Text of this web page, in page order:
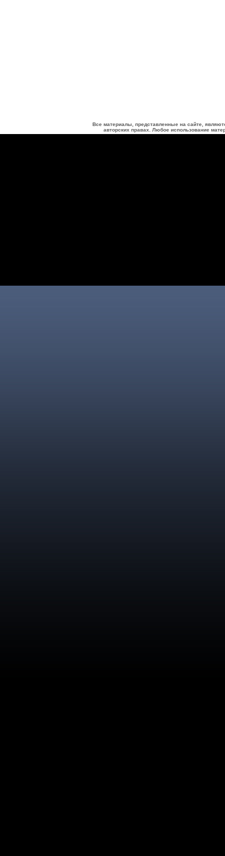
Все материалы, представленные на сайте,
авторских правах. Любое использование